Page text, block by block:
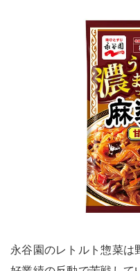
永谷園のレトルト惣菜は